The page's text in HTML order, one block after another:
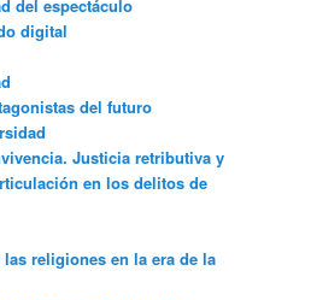
del espectáculo
digital
del futuro
Justicia retributiva y
en los delitos de
religiones en la era de la